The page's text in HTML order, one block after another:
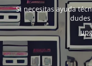
Si necesitas ayuda